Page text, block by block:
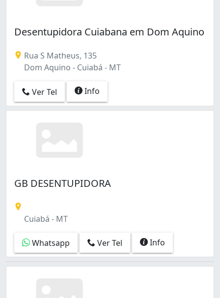
Desentupidora Cuiabana em Dom Aquino
Rua S Matheus, 135
Dom Aquino - Cuiabá - MT
Ver Tel Info
GB DESENTUPIDORA
Cuiabá - MT
Whatsapp Ver Tel Info